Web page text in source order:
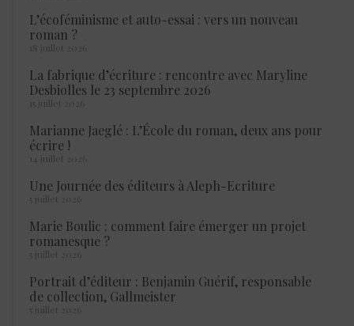
L’écoféminisme et auto-essai : vers un nouveau
roman ?
18 juillet 2026
La fabrique d’écriture : rencontre avec Maryline
Desbiolles le 23 septembre 2026
15 juillet 2026
Marianne Jaeglé : L’École du roman, deux ans pour
écrire !
14 juillet 2026
Une Journée des éditeurs à Aleph-Ecriture
5 juillet 2026
Marie Boulic : comment faire émerger un projet
romanesque ?
5 juillet 2026
Portrait d’éditeur : Benjamin Guérif, responsable
de collection, Gallmeister
5 juillet 2026